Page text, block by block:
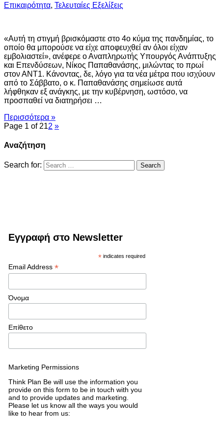
Επικαιρότητα, Τελευταίες Εξελίξεις
«Αυτή τη στιγμή βρισκόμαστε στο 4ο κύμα της πανδημίας, το
οποίο θα μπορούσε να είχε αποφευχθεί αν όλοι είχαν
εμβολιαστεί», ανέφερε ο Αναπληρωτής Υπουργός Ανάπτυξης
και Επενδύσεων, Νίκος Παπαθανάσης, μιλώντας το πρωί
στον ΑΝΤ1. Κάνοντας, δε, λόγο για τα νέα μέτρα που ισχύουν
από το Σάββατο, ο κ. Παπαθανάσης σημείωσε αυτά
λήφθηκαν εξ ανάγκης, με την κυβέρνηση, ωστόσο, να
προσπαθεί να διατηρήσει …
Περισσότερα »
Page 1 of 212 »
Αναζήτηση
Search for:
Εγγραφή στο Newsletter
* indicates required
Email Address *
Όνομα
Επίθετο
Marketing Permissions
Think Plan Be will use the information you
provide on this form to be in touch with you
and to provide updates and marketing.
Please let us know all the ways you would
like to hear from us: